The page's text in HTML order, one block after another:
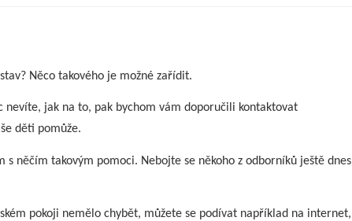
Něco takového je možné zařídit.
jak na to, pak bychom vám doporučili kontaktovat
děti pomůže.
něčím takovým pomoci. Nebojte se někoho z odborníků ještě dnes
pokoji nemělo chybět, můžete se podívat například na internet,